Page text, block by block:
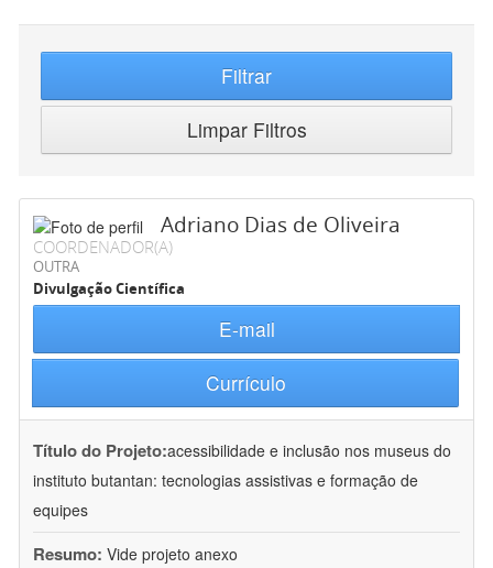
Filtrar
Limpar Filtros
Adriano Dias de Oliveira
COORDENADOR(A)
OUTRA
Divulgação Científica
E-mail
Currículo
Título do Projeto:acessibilidade e inclusão nos museus do
instituto butantan: tecnologias assistivas e formação de
equipes
Resumo: Vide projeto anexo